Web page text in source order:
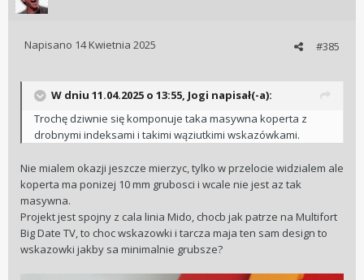
#385
Napisano 14 Kwietnia 2025
W dniu 11.04.2025 o 13:55, Jogi napisał(-a):
Trochę dziwnie się komponuje taka masywna koperta z
drobnymi indeksami i takimi wąziutkimi wskazówkami.
Nie mialem okazji jeszcze mierzyc, tylko w przelocie widzialem ale
koperta ma ponizej 10 mm grubosci i wcale nie jest az tak
masywna.
Projekt jest spojny z cala linia Mido, chocb jak patrze na Multifort
Big Date TV, to choc wskazowki i tarcza maja ten sam design to
wskazowki jakby sa minimalnie grubsze?